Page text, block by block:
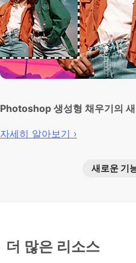
Photoshop 생성형 채우기의
자세히 알아보기 ›
새로운 기
더 많은 리소스